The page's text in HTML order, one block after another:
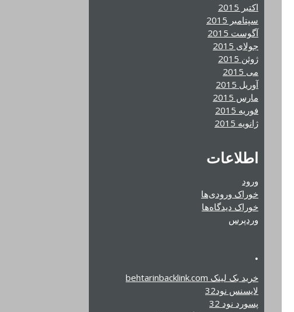
اکتبر 2015
سپتامبر 2015
آگوست 2015
جولای 2015
ژوئن 2015
می 2015
آوریل 2015
مارس 2015
فوریه 2015
ژانویه 2015
اطلاعات
ورود
خوراک ورودی‌ها
خوراک دیدگاه‌ها
وردپرس
.
خرید بک لینک behtarinbacklink.com
لایسنس نود32
پسورد نود 32